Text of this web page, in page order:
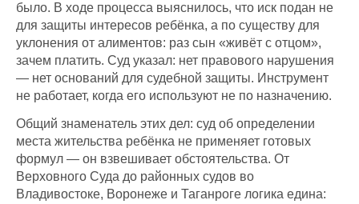
было. В ходе процесса выяснилось, что иск подан не
для защиты интересов ребёнка, а по существу для
уклонения от алиментов: раз сын «живёт с отцом»,
зачем платить. Суд указал: нет правового нарушения
— нет оснований для судебной защиты. Инструмент
не работает, когда его используют не по назначению.
Общий знаменатель этих дел: суд об определении
места жительства ребёнка не применяет готовых
формул — он взвешивает обстоятельства. От
Верховного Суда до районных судов во
Владивостоке, Воронеже и Таганроге логика едина: